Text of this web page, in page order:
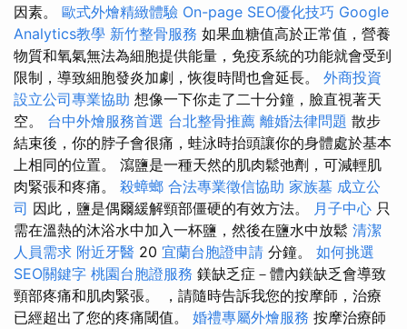
因素。 歐式外燴精緻體驗 On-page SEO優化技巧 Google
Analytics教學 新竹整骨服務 如果血糖值高於正常值，營養
物質和氧氣無法為細胞提供能量，免疫系統的功能就會受到
限制，導致細胞發炎加劇，恢復時間也會延長。 外商投資
設立公司專業協助 想像一下你走了二十分鐘，臉直視著天
空。 台中外燴服務首選 台北整骨推薦 離婚法律問題 散步
結束後，你的脖子會很痛，蛙泳時抬頭讓你的身體處於基本
上相同的位置。 瀉鹽是一種天然的肌肉鬆弛劑，可減輕肌
肉緊張和疼痛。 殺蟑螂 合法專業徵信協助 家族墓 成立公
司 因此，鹽是偶爾緩解頸部僵硬的有效方法。 月子中心 只
需在溫熱的沐浴水中加入一杯鹽，然後在鹽水中放鬆 清潔
人員需求 附近牙醫 20 宜蘭台胞證申請 分鐘。 如何挑選
SEO關鍵字 桃園台胞證服務 鎂缺乏症－體內鎂缺乏會導致
頸部疼痛和肌肉緊張。 ，請隨時告訴我您的按摩師，治療
已經超出了您的疼痛閾值。 婚禮專屬外燴服務 按摩治療師